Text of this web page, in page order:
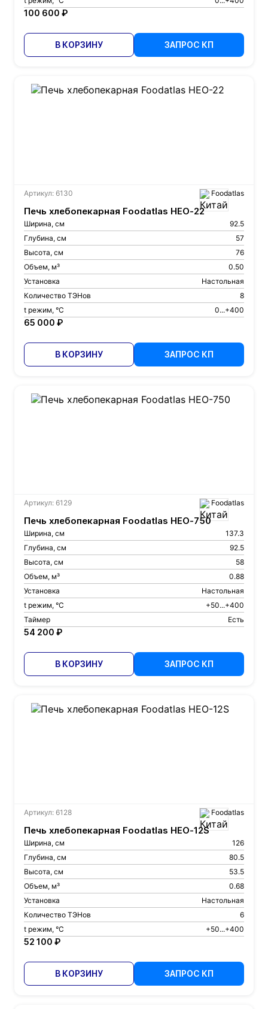
100 600 ₽
В КОРЗИНУ ЗАПРОС КП
Артикул: 6130 Foodatlas
Печь хлебопекарная Foodatlas HEO-22
Ширина, см
92.5
Глубина, см
57
Высота, см
76
Объем, м³
0.50
Установка
Настольная
Количество ТЭНов
8
t режим, °С
0...+400
65 000 ₽
В КОРЗИНУ ЗАПРОС КП
Артикул: 6129 Foodatlas
Печь хлебопекарная Foodatlas HEO-750
Ширина, см
137.3
Глубина, см
92.5
Высота, см
58
Объем, м³
0.88
Установка
Настольная
t режим, °С
+50...+400
Таймер
Есть
54 200 ₽
В КОРЗИНУ ЗАПРОС КП
Артикул: 6128 Foodatlas
Печь хлебопекарная Foodatlas HEO-12S
Ширина, см
126
Глубина, см
80.5
Высота, см
53.5
Объем, м³
0.68
Установка
Настольная
Количество ТЭНов
6
t режим, °С
+50...+400
52 100 ₽
В КОРЗИНУ ЗАПРОС КП